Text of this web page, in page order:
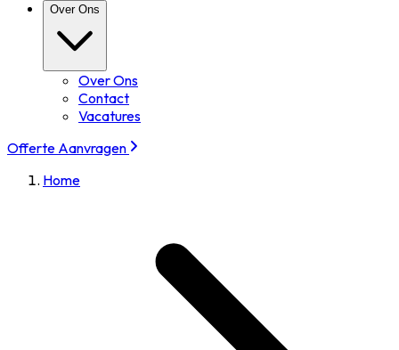
Over Ons
Over Ons
Contact
Vacatures
Offerte Aanvragen
Home